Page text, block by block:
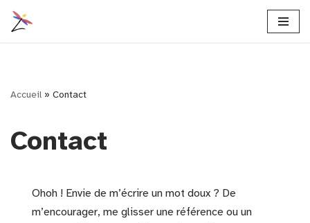
Accueil » Contact
Contact
Ohoh ! Envie de m’écrire un mot doux ? De
m’encourager, me glisser une référence ou un